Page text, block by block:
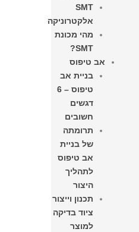
SMT
אלקטרוניקה
מהי מכונת
SMT?
אב טיפוס
בניית אב
טיפוס – 6
דגשים
חשובים
תרומתה
של בניית
אב טיפוס
לתהליך
היצור​
תכנון וייצור
ציוד בדיקה
למוצר